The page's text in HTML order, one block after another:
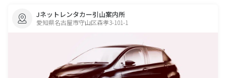
Jネットレンタカー引山案内所
愛知県名古屋市守山区森孝3-101-1